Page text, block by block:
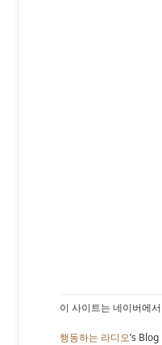
이 사이트는 네이버에
행동하는 라디오’s